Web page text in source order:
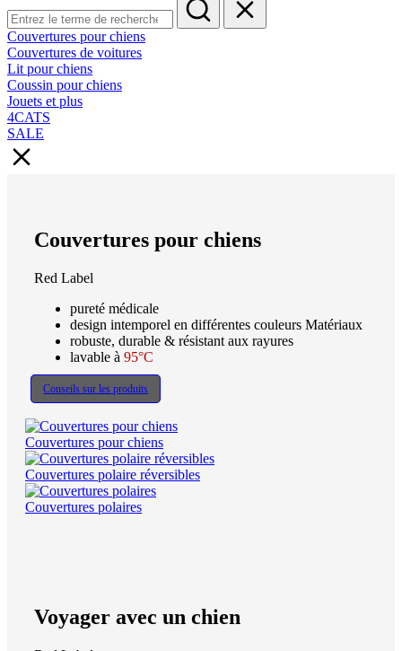
Couvertures pour chiens
Couvertures de voitures
Lit pour chiens
Coussin pour chiens
Jouets et plus
4CATS
SALE
Couvertures pour chiens
Red Label
pureté médicale
design intemporel en différentes couleurs Matériaux
robuste, durable & résistant aux rayures
lavable à 95°C
Conseils sur les produits
Couvertures pour chiens
Couvertures polaire réversibles
Couvertures polaires
Voyager avec un chien